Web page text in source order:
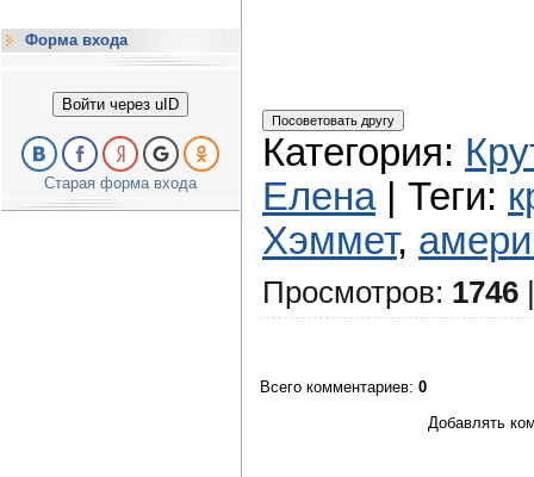
Форма входа
Войти через uID
Старая форма входа
Категория:
Елена| Теги:
Хэммет,
Просмотров: 1746
Всего комментариев: 0
Добавлять